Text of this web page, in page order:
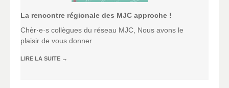
La rencontre régionale des MJC approche !
Chèr·e·s collègues du réseau MJC, Nous avons le
plaisir de vous donner
LIRE LA SUITE →